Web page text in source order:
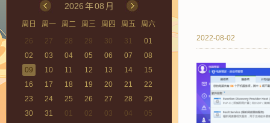
2026年08 月
周日 周一 周二 周三 周四 周五
周六
26
27 28 29 30 31
01
02
03 04 05 06 07
08
09
10 11 12 13 14
15
16
17 18 19 20 21
22
23
24 25 26 27 28
29
30
31 01 02 03 04 05
2022-08-02